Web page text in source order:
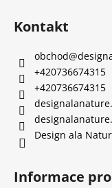
Kontakt
obchod@
+420736674315
+420736674315
Design ala
Informace